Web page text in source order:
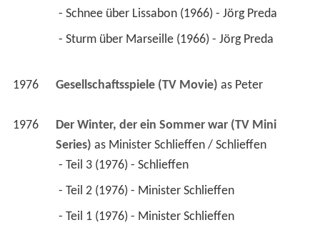
- Schnee über Lissabon (1966) - Jörg Preda
- Sturm über Marseille (1966) - Jörg Preda
1976 Gesellschaftsspiele (TV Movie) as Peter
1976
Der Winter, der ein Sommer war (TV Mini
Series) as Minister Schlieffen / Schlieffen
- Teil 3 (1976) - Schlieffen
- Teil 2 (1976) - Minister Schlieffen
- Teil 1 (1976) - Minister Schlieffen